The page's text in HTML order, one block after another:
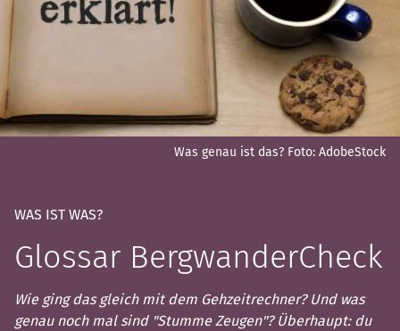
Was genau ist das? Foto: AdobeStock
WAS IST WAS?
Glossar BergwanderCheck
Wie ging das gleich mit dem Gehzeitrechner? Und was
genau noch mal sind "Stumme Zeugen"? Überhaupt: du